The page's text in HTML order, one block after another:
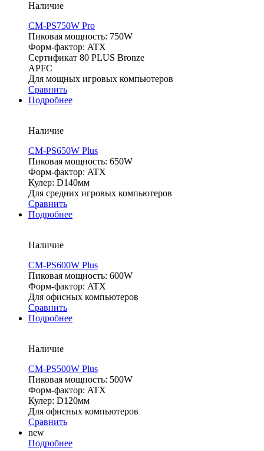
Наличие
CM-PS750W Pro
Пиковая мощность: 750W
Форм-фактор: ATX
Сертификат 80 PLUS Bronze
APFC
Для мощных игровых компьютеров
Сравнить
Подробнее
Наличие
CM-PS650W Plus
Пиковая мощность: 650W
Форм-фактор: ATX
Кулер: D140мм
Для средних игровых компьютеров
Сравнить
Подробнее
Наличие
CM-PS600W Plus
Пиковая мощность: 600W
Форм-фактор: ATX
Для офисных компьютеров
Сравнить
Подробнее
Наличие
CM-PS500W Plus
Пиковая мощность: 500W
Форм-фактор: ATX
Кулер: D120мм
Для офисных компьютеров
Сравнить
new
Подробнее